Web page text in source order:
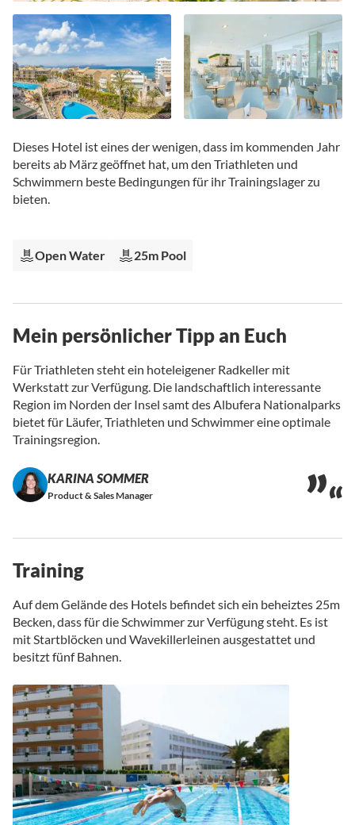
Anfang
der
Bildgalerie
springen
Dieses Hotel ist eines der wenigen, dass im kommenden Jahr
bereits ab März geöffnet hat, um den Triathleten und
Schwimmern beste Bedingungen für ihr Trainingslager zu
bieten.
Open Water 25m Pool
Mein persönlicher Tipp an Euch
Für Triathleten steht ein hoteleigener Radkeller mit
Werkstatt zur Verfügung. Die landschaftlich interessante
Region im Norden der Insel samt des Albufera Nationalparks
bietet für Läufer, Triathleten und Schwimmer eine optimale
Trainingsregion.
KARINA SOMMER
Product & Sales Manager
Training
Auf dem Gelände des Hotels befindet sich ein beheiztes 25m
Becken, dass für die Schwimmer zur Verfügung steht. Es ist
mit Startblöcken und Wavekillerleinen ausgestattet und
besitzt fünf Bahnen.